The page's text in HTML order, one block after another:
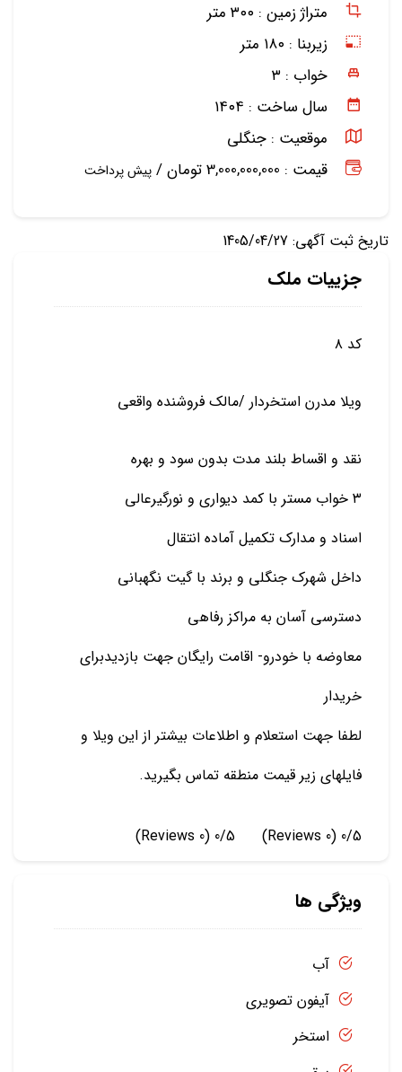
متراژ زمین : ۳۰۰ متر
زیربنا : ۱۸۰ متر
خواب : ۳
سال ساخت : ۱۴۰۴
موقعیت : جنگلی
قیمت : 3,000,000,000 تومان /
پیش پرداخت
تاریخ ثبت آگهی: 1405/04/27
جزییات ملک
کد ۸
ویلا مدرن استخردار /مالک فروشنده واقعی
نقد و اقساط بلند مدت بدون سود و بهره
۳ خواب مستر با کمد دیواری و نورگیرعالی
اسناد و مدارک تکمیل آماده انتقال
داخل شهرک جنگلی و برند با گیت نگهبانی
دسترسی آسان به مراکز رفاهی
معاوضه با خودرو- اقامت رایگان جهت بازدیدبرای
خریدار
لطفا جهت استعلام و اطلاعات بیشتر از این ویلا و
فایلهای زیر قیمت منطقه تماس بگیرید.
0/5
(0 Reviews)
0/5
(0 Reviews)
ویژگی ها
آب
آیفون تصویری
استخر